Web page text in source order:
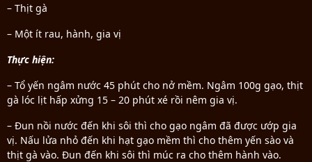
– Thịt gà
– Một ít rau, hành, gia vị
Thực hiện:
– Tổ yến ngâm nước 45 phút cho nở mềm. Ngâm 100g gạo, thịt
gà lóc lịt hấp xửng 15 – 20 phút xé rồi nêm gia vị.
– Đun nồi nước đến khi sôi thì cho gạo ngâm đã được ướp gia
vị. Nấu lửa nhỏ đến khi hạt gạo mềm thì cho thêm yến sào và
thịt gà vào. Đun đến khi sôi thì múc ra cho thêm hành vào.